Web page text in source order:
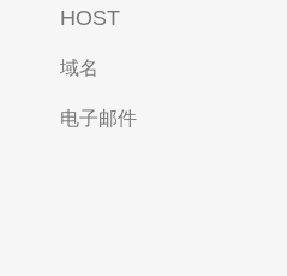
HOST
域名
电子邮件